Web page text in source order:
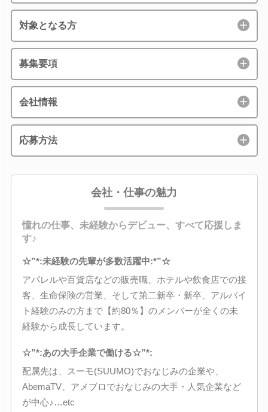
対象となる方
募集要項
会社情報
応募方法
会社・仕事の魅力
憧れの仕事、未経験からデビュー、すべて応援しま
す♪
☆”*:未経験の先輩が多数活躍中:*”☆
アパレルや百貨店などの販売職、ホテルや飲食店での接
客、生命保険の営業、そして第二新卒・新卒、アルバイ
ト経験のみの方まで【約80％】のメンバーが全くの未
経験から成長しています。
☆”*:あの大手企業で働ける☆”*:
配属先は、スーモ(SUUMO)でおなじみの企業や、
AbemaTV、アメブロでおなじみの大手・人気企業など
が中心♪…etc